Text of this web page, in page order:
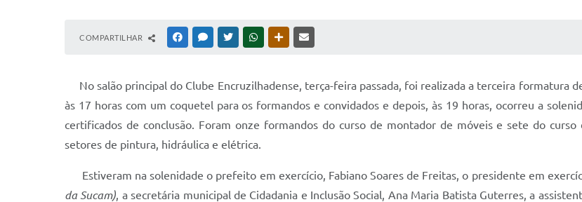
COMPARTILHAR FACEBOOKMESSENGER
TWITTERWHATSAPPOUTRAS MÍDIAS
No salão principal do Clube Encruzilhadense, terça-feira passada, foi realizada a terceira formatura
às 17 horas com um coquetel para os formandos e convidados e depois, às 19 horas, ocorreu a
certificados de conclusão. Foram onze formandos do curso de montador de móveis e sete do
setores de pintura, hidráulica e elétrica.
Estiveram na solenidade o prefeito em exercício, Fabiano Soares de Freitas, o presidente em
da Sucam), a secretária municipal de Cidadania e Inclusão Social, Ana Maria Batista Guterres, a